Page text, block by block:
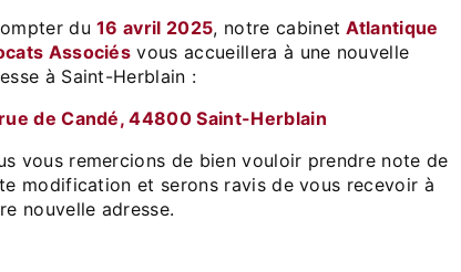
du16 avril 2025, notre cabinetAtlantique
Associés vous accueillera à une nouvelle
à Saint-Herblain :​
de Candé, 44800 Saint-Herblain
vous remercions de bien vouloir prendre note de
modification et serons ravis de vous recevoir à
nouvelle adresse.
Téléphone
02 51 83 88 04